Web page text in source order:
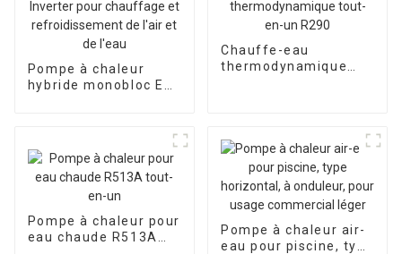
Pompe à chaleur
hybride monobloc EVI
l'air et de l'eau
Chauffe-eau
thermodynamique
Pompe à chaleur pour
eau chaude R513A
Pompe à chaleur air-
eau pour piscine, type